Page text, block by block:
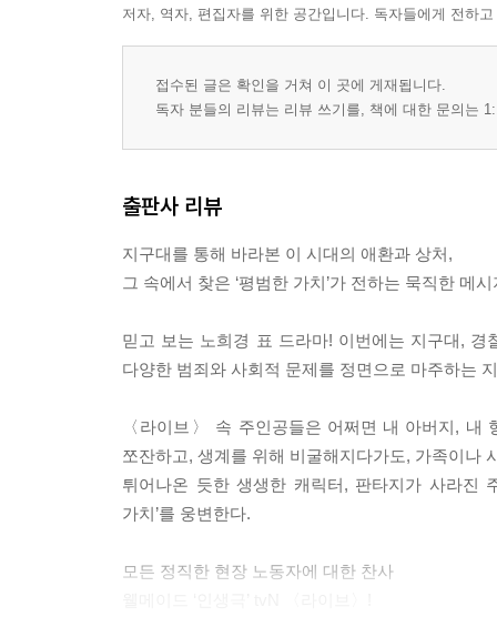
저자, 역자, 편집자를 위한 공간입니다. 독자들에게 전하
접수된 글은 확인을 거쳐 이 곳에 게재됩니다.
독자 분들의 리뷰는 리뷰 쓰기를, 책에 대한 문의는
출판사 리뷰
지구대를 통해 바라본 이 시대의 애환과 상처,
그 속에서 찾은 ‘평범한 가치’가 전하는 묵직한 메시
믿고 보는 노희경 표 드라마! 이번에는 지구대,
다양한 범죄와 사회적 문제를 정면으로 마주하는
〈라이브〉 속 주인공들은 어쩌면 내 아버지,
쪼잔하고, 생계를 위해 비굴해지다가도, 가족이나
튀어나온 듯한 생생한 캐릭터, 판타지가 사라진
가치’를 웅변한다.
모든 정직한 현장 노동자에 대한 찬사